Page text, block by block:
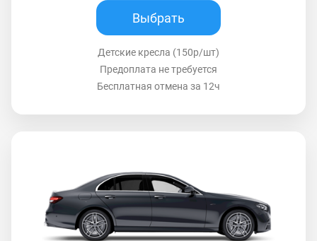
Выбрать
Детские кресла (150р/шт)
Предоплата не требуется
Бесплатная отмена за 12ч